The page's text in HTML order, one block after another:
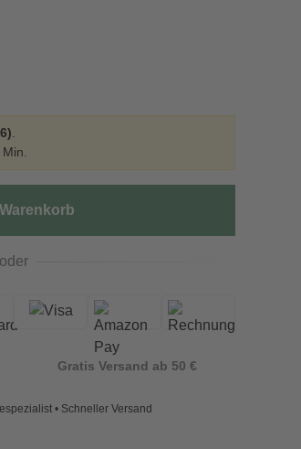
Min.
oder
Gratis Versand ab 50 €
• Schneller Versand